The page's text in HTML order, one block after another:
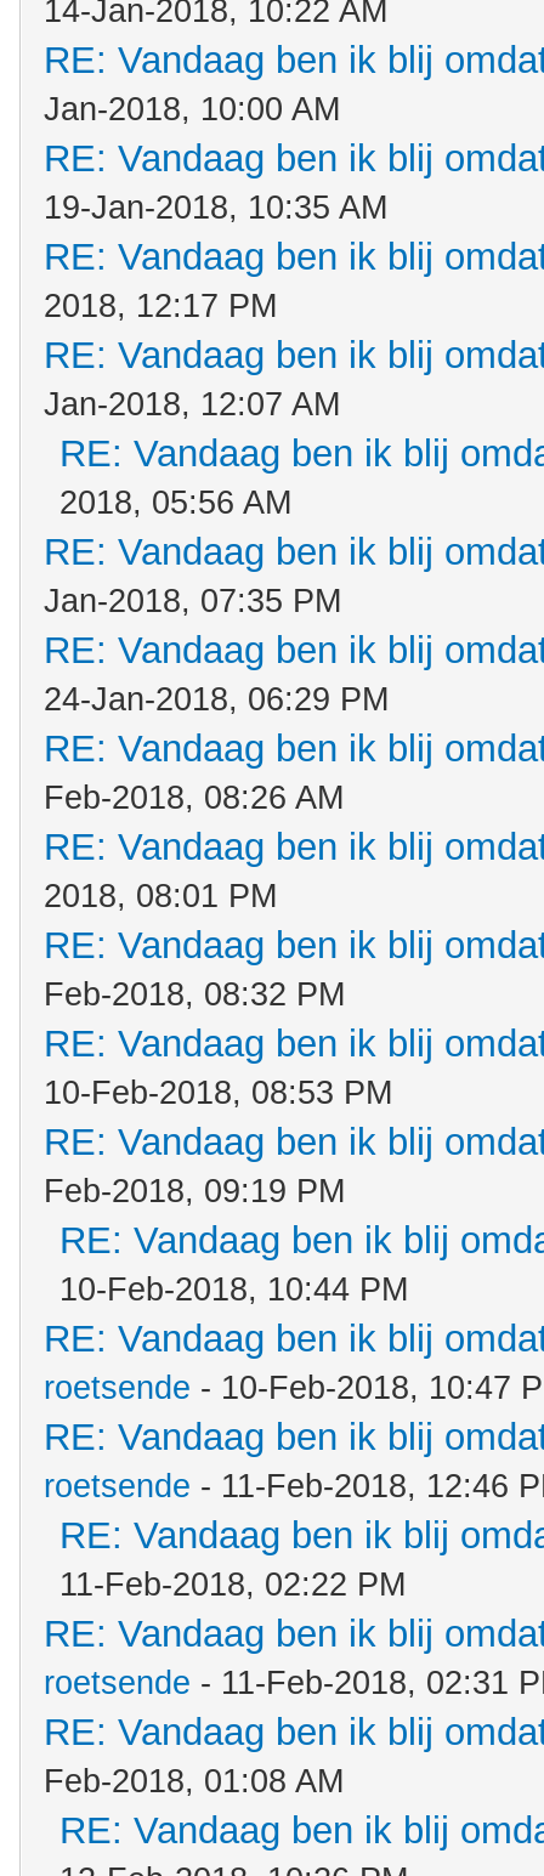
14-Jan-2018, 10:22 AM
RE: Vandaag ben ik blij
Jan-2018, 10:00 AM
RE: Vandaag ben ik blij
19-Jan-2018, 10:35 AM
RE: Vandaag ben ik blij
2018, 12:17 PM
RE: Vandaag ben ik blij
Jan-2018, 12:07 AM
RE: Vandaag ben ik blij
2018, 05:56 AM
RE: Vandaag ben ik blij
Jan-2018, 07:35 PM
RE: Vandaag ben ik blij
24-Jan-2018, 06:29 PM
RE: Vandaag ben ik blij
Feb-2018, 08:26 AM
RE: Vandaag ben ik blij
2018, 08:01 PM
RE: Vandaag ben ik blij
Feb-2018, 08:32 PM
RE: Vandaag ben ik blij
10-Feb-2018, 08:53 PM
RE: Vandaag ben ik blij
Feb-2018, 09:19 PM
RE: Vandaag ben ik blij
10-Feb-2018, 10:44 PM
RE: Vandaag ben ik blij
roetsende - 10-Feb-2018, 10:47
RE: Vandaag ben ik blij
roetsende - 11-Feb-2018, 12:46
RE: Vandaag ben ik blij
11-Feb-2018, 02:22 PM
RE: Vandaag ben ik blij
roetsende - 11-Feb-2018, 02:31
RE: Vandaag ben ik blij
Feb-2018, 01:08 AM
RE: Vandaag ben ik blij